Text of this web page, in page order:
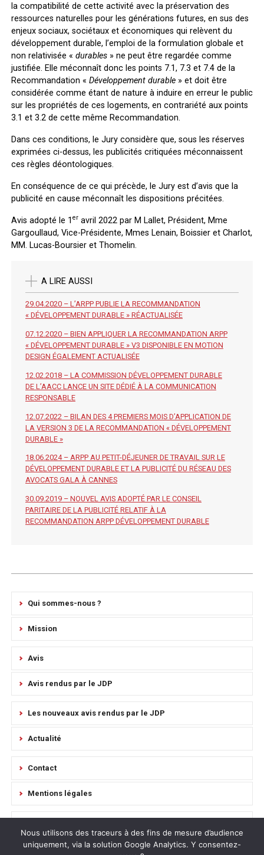
la compatibilité de cette activité avec la préservation des
ressources naturelles pour les générations futures, en sus des
enjeux sociaux, sociétaux et économiques qui relèvent du
développement durable, l’emploi de la formulation globale et
non relativisée « durables» ne peut être regardée comme
justifiée. Elle méconnaît donc les points 7.1, 7.3 et 7.4 de la
Recommandation « Développement durable » et doit être
considérée comme étant de nature à induire en erreur le public
sur les propriétés de ces logements, en contrariété aux points
3.1 et 3.2 de cette même Recommandation.
Dans ces conditions, le Jury considère que, sous les réserves
exprimées ci-dessus, les publicités critiquées méconnaissent
ces règles déontologiques.
En conséquence de ce qui précède, le Jury est d’avis que la
publicité en cause méconnaît les dispositions précitées.
Avis adopté le 1 er avril 2022 par M Lallet, Président, Mme
Gargoullaud, Vice-Présidente, Mmes Lenain, Boissier et Charlot,
MM. Lucas-Boursier et Thomelin.
A LIRE AUSSI
29.04.2020 – L’ARPP PUBLIE LA RECOMMANDATION
« DÉVELOPPEMENT DURABLE » RÉACTUALISÉE
07.12.2020 – BIEN APPLIQUER LA RECOMMANDATION ARPP
« DÉVELOPPEMENT DURABLE » V3 DISPONIBLE EN MOTION
DESIGN ÉGALEMENT ACTUALISÉE
12.02.2018 – LA COMMISSION DÉVELOPPEMENT DURABLE
DE L’AACC LANCE UN SITE DÉDIÉ À LA COMMUNICATION
RESPONSABLE
12.07.2022 – BILAN DES 4 PREMIERS MOIS D’APPLICATION DE
LA VERSION 3 DE LA RECOMMANDATION « DÉVELOPPEMENT
DURABLE »
18.06.2024 – ARPP AU PETIT-DÉJEUNER DE TRAVAIL SUR LE
DÉVELOPPEMENT DURABLE ET LA PUBLICITÉ DU RÉSEAU DES
AVOCATS GALA À CANNES
30.09.2019 – NOUVEL AVIS ADOPTÉ PAR LE CONSEIL
PARITAIRE DE LA PUBLICITÉ RELATIF À LA
RECOMMANDATION ARPP DÉVELOPPEMENT DURABLE
Qui sommes-nous ?
Mission
Avis
Avis rendus par le JDP
Les nouveaux avis rendus par le JDP
Actualité
Contact
Mentions légales
Plan du site
Nous utilisons des traceurs à des fins de mesure d’audience
uniquement, via la solution Google Analytics. Y consentez-